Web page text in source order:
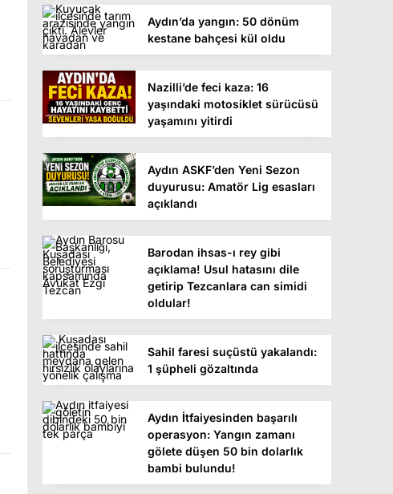
Aydın’da yangın: 50 dönüm
kestane bahçesi kül oldu
Nazilli’de feci kaza: 16
yaşındaki motosiklet sürücüsü
yaşamını yitirdi
Aydın ASKF’den Yeni Sezon
duyurusu: Amatör Lig esasları
açıklandı
Barodan ihsas-ı rey gibi
açıklama! Usul hatasını dile
getirip Tezcanlara can simidi
oldular!
Sahil faresi suçüstü yakalandı:
1 şüpheli gözaltında
Aydın İtfaiyesinden başarılı
operasyon: Yangın zamanı
gölete düşen 50 bin dolarlık
bambi bulundu!